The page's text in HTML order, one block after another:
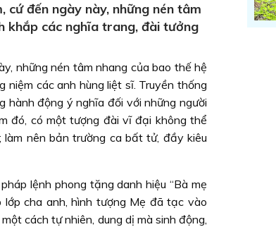
đến ngày này, những nén tâm
khắp các nghĩa trang, đài tưởng
những nén tâm nhang của bao thế hệ
các anh hùng liệt sĩ. Truyền thống
hành động ý nghĩa đối với những người
đó, có một tượng đài vĩ đại không thể
nên bản trường ca bất tử, đầy kiêu
lệnh phong tặng danh hiệu “Bà mẹ
lớp cha anh, hình tượng Mẹ đã tạc vào
cách tự nhiên, dung dị mà sinh động,